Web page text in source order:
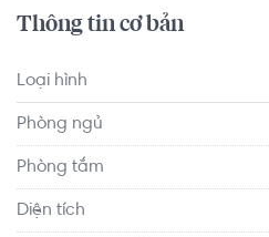
Đường Bình Long, đường Tân
dàng di chuyển qua các quận
Trường tiểu học Tân Hương,
Trường Cao đẳng GTVT Trung
Thông tin cơ bản
Loại hình
Phòng ngủ
Phòng tắm
Diện tích